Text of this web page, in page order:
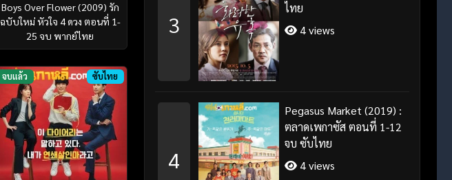
Boys Over Flower (2009) รัก
ฉบับใหม่ หัวใจ 4 ดวง ตอนที่ 1-
25 จบ พากย์ไทย
จบแล้ว ซับไทย
3
ไทย
4 views
4
Pegasus Market (2019) :
ตลาดเพกาซัส ตอนที่ 1-12
จบ ซับไทย
4 views